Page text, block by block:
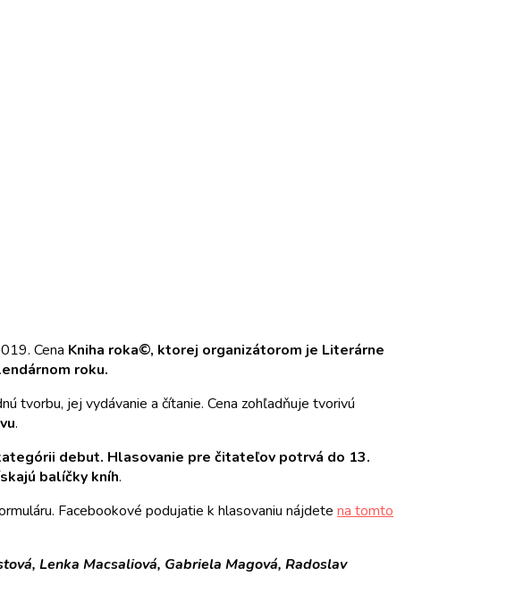
Cena Kniha roka©, ktorej organizátorom je Literárne
roku.
tvorbu, jej vydávanie a čítanie. Cena zohľadňuje tvorivú
.
debut. Hlasovanie pre čitateľov potrvá do 13.
balíčky kníh.
Facebookové podujatie k hlasovaniu nájdete na tomto
Lenka Macsaliová, Gabriela Magová, Radoslav